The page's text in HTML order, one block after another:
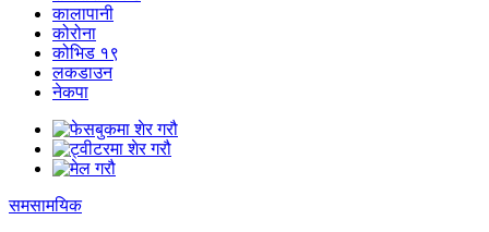
कालापानी
कोरोना
कोभिड १९
लकडाउन
नेकपा
समसामयिक